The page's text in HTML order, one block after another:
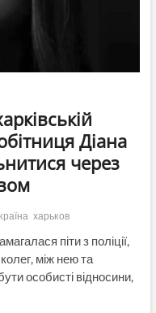
Діана
через
харьков
піти з поліції,
між нею та
особисті відносини,